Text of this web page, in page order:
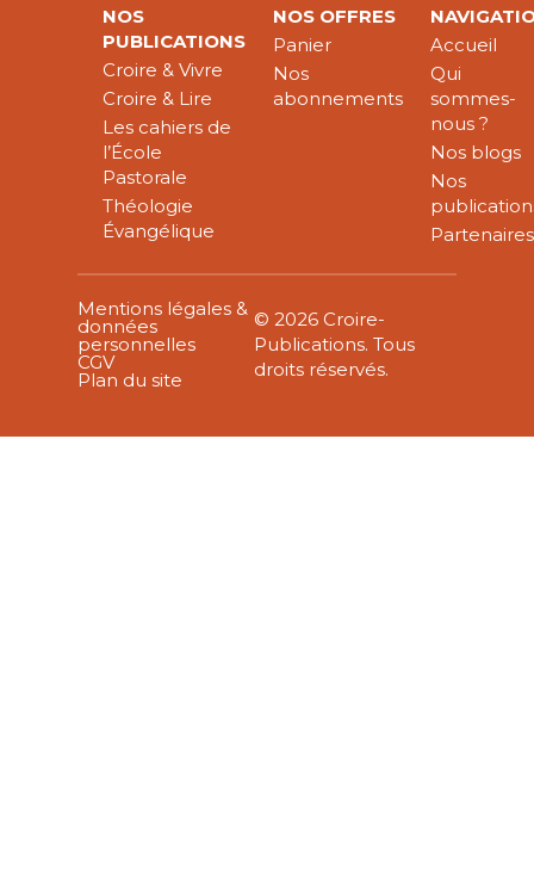
NOS
PUBLICATIONS
Croire & Vivre
Croire & Lire
Les cahiers de
l’École
Pastorale
Théologie
Évangélique
NOS OFFRES
Panier
Nos
abonnements
Accueil
Qui
sommes-
nous ?
Nos blogs
Nos
Partenaires
Mentions légales &
données
personnelles
CGV
Plan du site
© 2026 Croire-
Publications. Tous
droits réservés.